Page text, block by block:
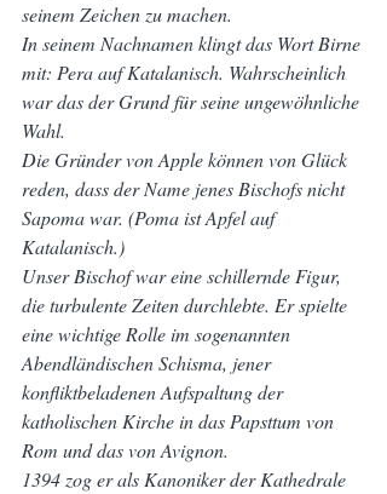
seinem Zeichen zu machen.
In seinem Nachnamen klingt das Wort Birne
mit: Pera auf Katalanisch. Wahrscheinlich
war das der Grund für seine ungewöhnliche
Wahl.
Die Gründer von Apple können von Glück
reden, dass der Name jenes Bischofs nicht
Sapoma war. (Poma ist Apfel auf
Katalanisch.)
Unser Bischof war eine schillernde Figur,
die turbulente Zeiten durchlebte. Er spielte
eine wichtige Rolle im sogenannten
Abendländischen Schisma, jener
konfliktbeladenen Aufspaltung der
katholischen Kirche in das Papsttum von
Rom und das von Avignon.
1394 zog er als Kanoniker der Kathedrale